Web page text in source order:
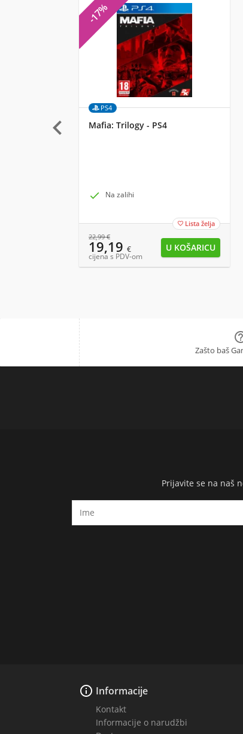
-17%
PS4
Mafia: Trilogy - PS4
 Na zalihi
 Lista želja
22,99€
19,19 €
cijena s PDV-om

Zašto baš
Prijavite se na naš
 Informacije
Kontakt
Informacije o narudžbi